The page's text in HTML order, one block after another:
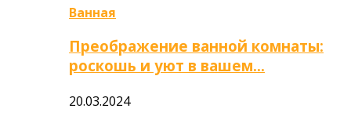
Ванная
Преображение ванной комнаты:
роскошь и уют в вашем…
20.03.2024